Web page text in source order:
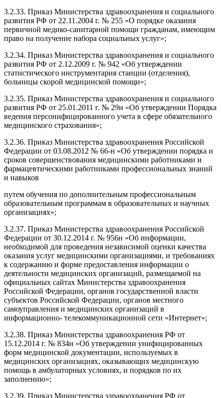
3.2.33. Приказ Министерства здравоохранения и социального
развития РФ от 22.11.2004 г. № 255 «О порядке оказания
первичной медико-санитарной помощи гражданам, имеющим
право на получение набора социальных услуг»;
3.2.34. Приказ Министерства здравоохранения и социального
развития РФ от 2.12.2009 г. № 942 «Об утверждении
статистического инструментария станции (отделения),
больницы скорой медицинской помощи»;
3.2.35. Приказ Министерства здравоохранения и социального
развития РФ от 25.01.2011 г. № 29н «Об утверждении Порядка
ведения персонифицированного учета в сфере обязательного
медицинского страхования»;
3.2.36. Приказ Министерства здравоохранения Российской
Федерации от 03.08.2012 № 66-н «Об утверждении порядка и
сроков совершенствования медицинскими работниками и
фармацевтическими работниками профессиональных знаний
и навыков
путем обучения по дополнительным профессиональным
образовательным программам в образовательных и научных
организациях»;
3.2.37. Приказ Министерства здравоохранения Российской
Федерации от 30.12.2014 г. № 956н «Об информации,
необходимой для проведения независимой оценки качества
оказания услуг медицинскими организациями, и требованиях
к содержанию и форме предоставления информации о
деятельности медицинских организаций, размещаемой на
официальных сайтах Министерства здравоохранения
Российской Федерации, органов государственной власти
субъектов Российской Федерации, органов местного
самоуправления и медицинских организаций в
информационно- телекоммуникационной сети «Интернет»;
3.2.38. Приказ Министерства здравоохранения РФ от
15.12.2014 г. № 834н «Об утверждении унифицированных
форм медицинской документации, используемых в
медицинских организациях, оказывающих медицинскую
помощь в амбулаторных условиях, и порядков по их
заполнению»;
3.2.39. Приказ Министерства здравоохранения РФ от